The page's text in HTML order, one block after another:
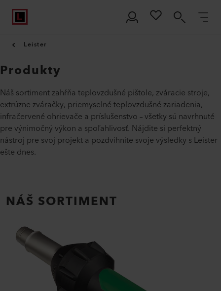
Leister
Produkty
Náš sortiment zahŕňa teplovzdušné pištole, zváracie stroje,
extrúzne zváračky, priemyselné teplovzdušné zariadenia,
infračervené ohrievače a príslušenstvo – všetky sú navrhnuté
pre výnimočný výkon a spoľahlivosť. Nájdite si perfektný
nástroj pre svoj projekt a pozdvihnite svoje výsledky s Leister
ešte dnes.
NÁŠ SORTIMENT